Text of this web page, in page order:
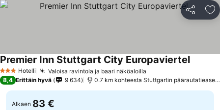
Jaa
3 Tähtiluokitus
Hotelli Valoisa ravintola ja baari näköaloilla
Premier Inn Stuttgart City Europaviertel
8,4 Erittäin hyvä 9 634 0.7 km kohteesta Stuttgartin päärautatieasema
Alkaen 83 €